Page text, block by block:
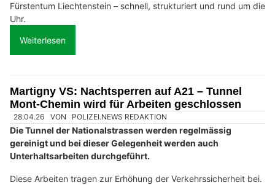
Fürstentum Liechtenstein – schnell, strukturiert und rund um die
Uhr.
Weiterlesen
Martigny VS: Nachtsperren auf A21 – Tunnel
Mont-Chemin wird für Arbeiten geschlossen
28.04.26 VON POLIZEI.NEWS REDAKTION
Die Tunnel der Nationalstrassen werden regelmässig
gereinigt und bei dieser Gelegenheit werden auch
Unterhaltsarbeiten durchgeführt.
Diese Arbeiten tragen zur Erhöhung der Verkehrssicherheit bei.